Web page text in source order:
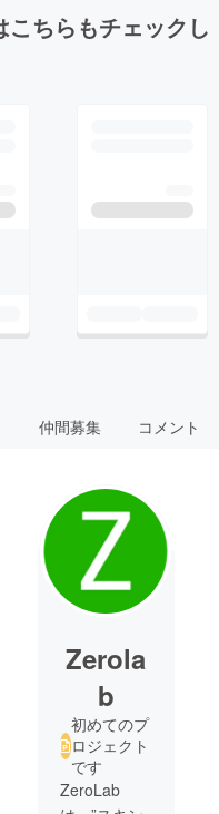
ちらもチェックし
仲間募集 コメント
Zerola
b
初めてのプ
ロジェクト
です
ZeroLab